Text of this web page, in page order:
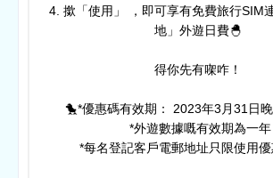
4. 撳「使用」 ，即可享有免費旅行SIM
地」外遊日費🐣​ ​
得你先有㗎咋！ ​
🐤*優惠碼有效期： 2023年3月31日
*外遊數據嘅有效期為一年​
*每名登記客戶電郵地址只限使用優